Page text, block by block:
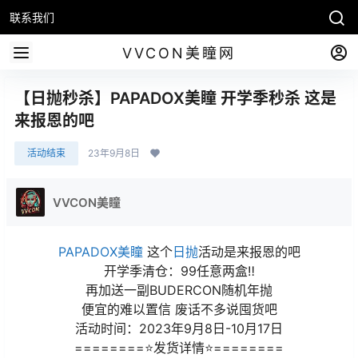
联系我们
VVCON美瞳网
【日抛秒杀】PAPADOX美瞳 开学季秒杀 这是
来报恩的吧
活动结束 23年9月8日
VVCON美瞳
PAPADOX美瞳这个日抛活动是来报恩的吧
开学季清仓：99任意两盒‼
再加送一副BUDERCON随机年抛
便宜的难以置信 废话不多说囤货吧
活动时间：2023年9月8日-10月17日
========⭐发货详情⭐========